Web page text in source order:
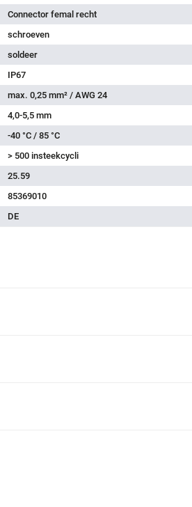
Connector femal recht
schroeven
soldeer
IP67
max. 0,25 mm² / AWG 24
4,0-5,5 mm
-40 °C / 85 °C
> 500 insteekcycli
25.59
85369010
DE